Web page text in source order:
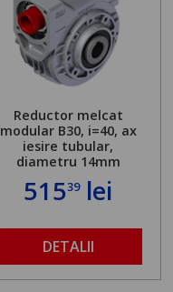
Reductor melcat
modular B30, i=40, ax
iesire tubular,
diametru 14mm
51539lei
DETALII